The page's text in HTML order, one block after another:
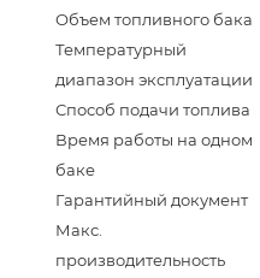
Объем топливного бака
Температурный
диапазон эксплуатации
Способ подачи топлива
Время работы на одном
баке
Гарантийный документ
Макс.
производительность